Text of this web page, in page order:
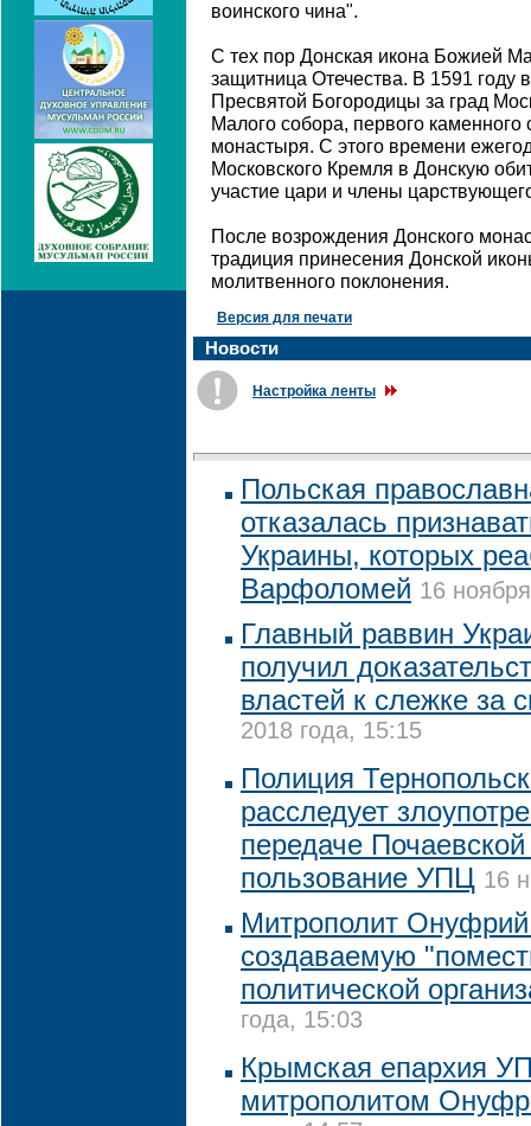
воинского чина".
С тех пор Донская икона Божией
защитница Отечества. В 1591 году
Пресвятой Богородицы за град
Малого собора, первого
монастыря. С этого времени
Московского Кремля в Донскую
участие цари и члены
После возрождения Донского
традиция принесения Донской
молитвенного поклонения.
Версия для печати
Новости
Настройка ленты
Польская
отказалась
Украины, которых
Варфоломей 16
Главный раввин
получил
властей к слежке за
2018 года, 15:15
Полиция
расследует
передаче
пользование УПЦ 16
Митрополит
создаваемую
политической
года, 15:03
Крымская епархия
митрополитом